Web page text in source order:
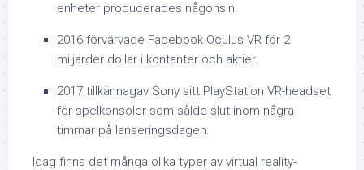
enheter producerades någonsin.
2016 förvärvade Facebook Oculus VR för 2
miljarder dollar i kontanter och aktier.
2017 tillkännagav Sony sitt PlayStation VR-headset
för spelkonsoler som sålde slut inom några
timmar på lanseringsdagen.
Idag finns det många olika typer av virtual reality-